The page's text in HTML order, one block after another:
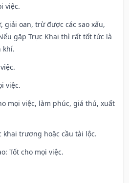
việc.
giải oan, trừ được các sao xấu,
gặp Trực Khai thì rất tốt tức là
khí.
việc.
mọi việc, làm phúc, giá thú, xuất
khai trương hoặc cầu tài lộc.
Tốt cho mọi việc.